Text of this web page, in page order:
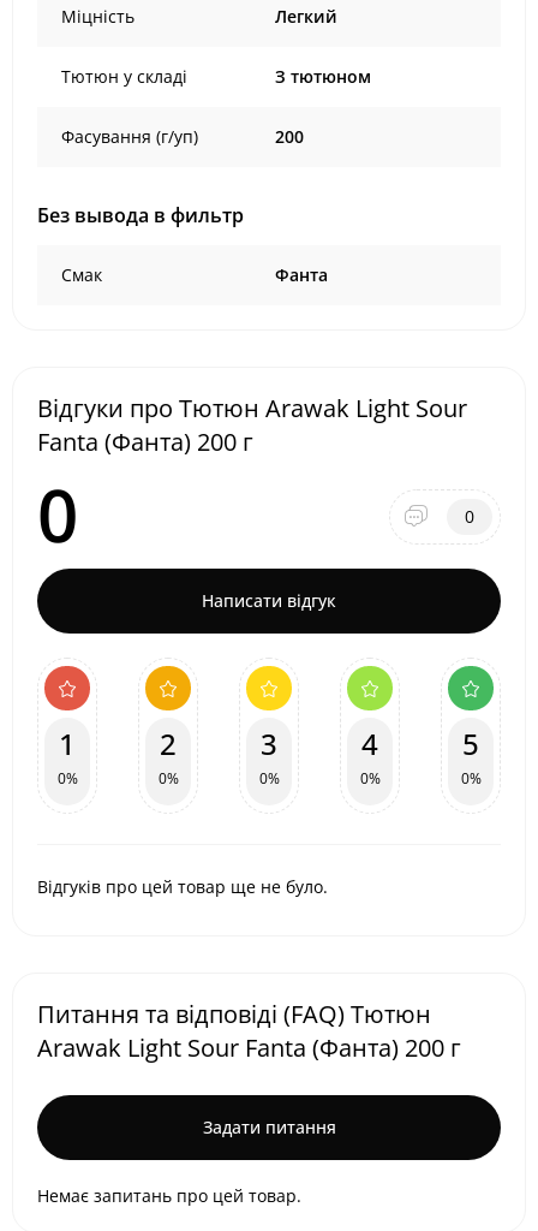
Міцність Легкий
Тютюн у складі З тютюном
Фасування (г/уп) 200
Без вывода в фильтр
Смак Фанта
Відгуки про Тютюн Arawak Light Sour
Fanta (Фанта) 200 г
0 0
Написати відгук
1
0%
2
0%
3
0%
4
0%
5
0%
Відгуків про цей товар ще не було.
Питання та відповіді (FAQ) Тютюн
Arawak Light Sour Fanta (Фанта) 200 г
Задати питання
Немає запитань про цей товар.